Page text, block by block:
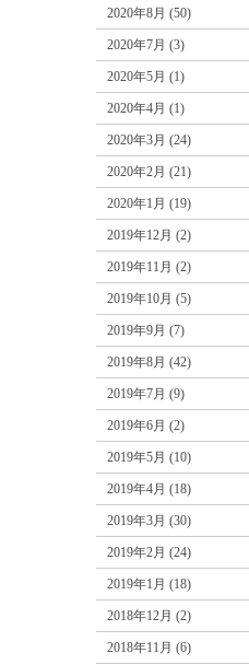
2020年8月 (50)
2020年7月 (3)
2020年5月 (1)
2020年4月 (1)
2020年3月 (24)
2020年2月 (21)
2020年1月 (19)
2019年12月 (2)
2019年11月 (2)
2019年10月 (5)
2019年9月 (7)
2019年8月 (42)
2019年7月 (9)
2019年6月 (2)
2019年5月 (10)
2019年4月 (18)
2019年3月 (30)
2019年2月 (24)
2019年1月 (18)
2018年12月 (2)
2018年11月 (6)